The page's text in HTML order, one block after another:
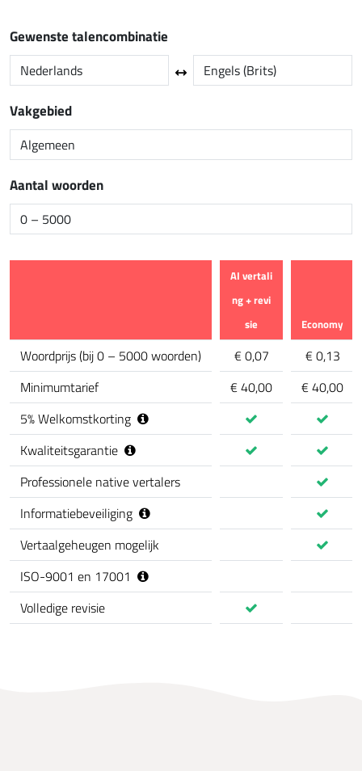
Gewenste talencombinatie
Vakgebied
Aantal woorden
Kenmerk
AI vertali
ng + revi
sie
Economy
Woordprijs(bij 0 – 5000 woorden) € 0,07
€ 0,13
Minimumtarief
€ 40,00
€ 40,00
5%Welkomstkorting
Kwaliteitsgarantie
Professionele native vertalers
Informatiebeveiliging
Vertaalgeheugen mogelijk
ISO-9001 en 17001
Volledige revisie